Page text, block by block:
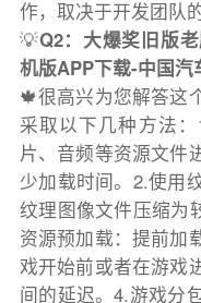
作，取决于开发团队
💡Q2：大爆奖旧版
机版APP下载-中国汽
🍁很高兴为您解答这
采取以下几种方法
片、音频等资源文件
少加载时间。2.使用
纹理图像文件压缩为
资源预加载：提前加
戏开始前或者在游戏
间的延迟。4.游戏分